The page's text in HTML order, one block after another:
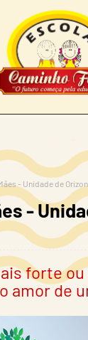
- Unidade de
-
forte
amor de